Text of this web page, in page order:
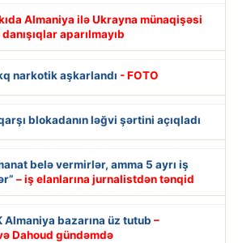
Almaniya ilə Ukrayna münaqişəsi
aparılmayıb
narkotik aşkarlandı - FOTO
blokadanın ləğvi şərtini açıqladı
belə vermirlər, amma 5 ayrı iş
– iş elanlarına jurnalistdən tənqid
Almaniya bazarına üz tutub –
Dahoud gündəmdə